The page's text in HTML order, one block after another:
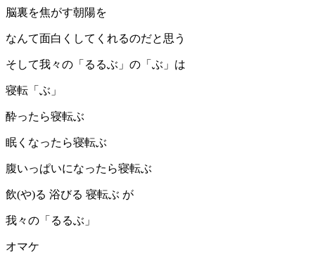
脳裏を焦がす朝陽を
なんて面白くしてくれるのだと思う
そして我々の「るるぶ」の「ぶ」は
寝転「ぶ」
酔ったら寝転ぶ
眠くなったら寝転ぶ
腹いっぱいになったら寝転ぶ
飲(や)る 浴びる 寝転ぶ が
我々の「るるぶ」
オマケ